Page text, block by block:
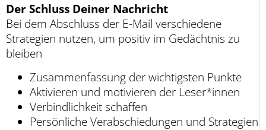
Der Schluss Deiner Nachricht
Bei dem Abschluss der E-Mail verschiedene
Strategien nutzen, um positiv im Gedächtnis zu
bleiben
Zusammenfassung der wichtigsten Punkte
Aktivieren und motivieren der Leser*innen
Verbindlichkeit schaffen
Persönliche Verabschiedungen und Strategien